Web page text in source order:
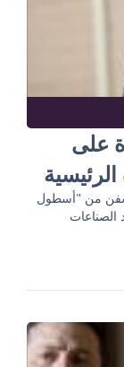
على
تشمل 19 كياناً بينها 6 بنوك روسية و6 سفن من "أسطول